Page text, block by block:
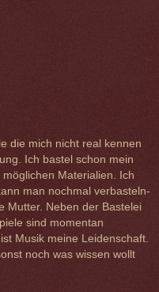
die mich nicht real kennen
Ich bastel schon mein
Materialien. Ich
man nochmal verbasteln-
Mutter. Neben der Bastelei
sind momentan
Musik meine Leidenschaft.
noch was wissen wollt